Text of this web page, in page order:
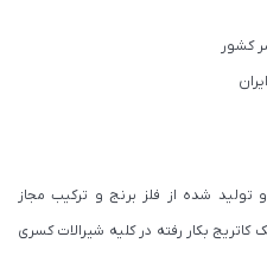
کشور
تولید شده از فلز برنج و ترکیب مجاز
بکار رفته در کلیه شیرالات کسری